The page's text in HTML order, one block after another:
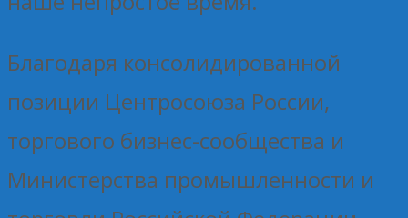
Благодаря консолидированной
позиции Центросоюза России,
торгового бизнес-сообщества и
Министерства промышленности и